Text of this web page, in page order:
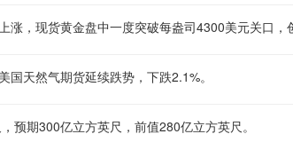
天然气期货延续跌势，下跌2.1%。
预期300亿立方英尺，前值280亿立方英尺。